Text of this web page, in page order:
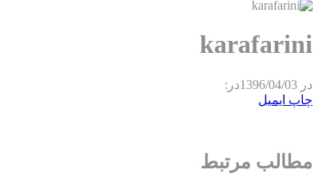
karafarini
در 1396/04/03در:
چاپ ایمیل
مطالب مرتبط